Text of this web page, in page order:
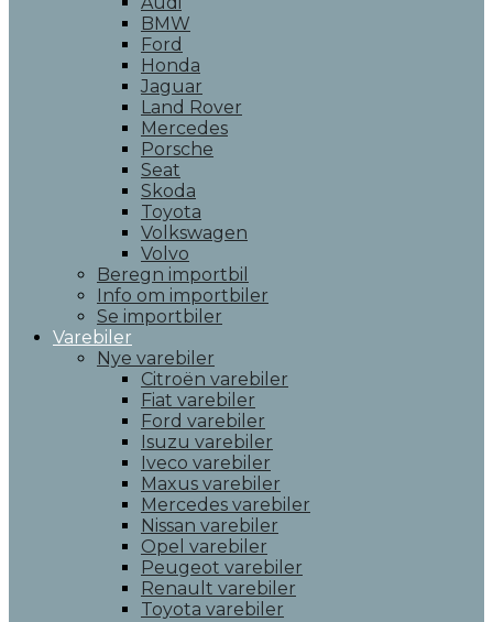
BMW
Ford
Honda
Jaguar
Land Rover
Mercedes
Porsche
Seat
Skoda
Toyota
Volkswagen
Volvo
Beregn importbil
Info om importbiler
Se importbiler
Varebiler
Nye varebiler
Citroën varebiler
Fiat varebiler
Ford varebiler
Isuzu varebiler
Iveco varebiler
Maxus varebiler
Mercedes varebiler
Nissan varebiler
Opel varebiler
Peugeot varebiler
Renault varebiler
Toyota varebiler